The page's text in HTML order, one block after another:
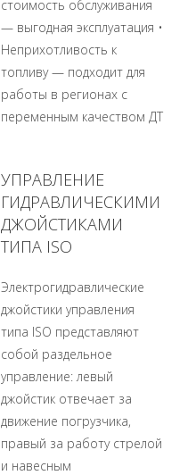
стоимость обслуживания
— выгодная эксплуатация •
Неприхотливость к
топливу — подходит для
работы в регионах с
переменным качеством ДТ
УПРАВЛЕНИЕ
ГИДРАВЛИЧЕСКИМИ
ДЖОЙСТИКАМИ
ТИПА ISO
Электрогидравлические
джойстики управления
типа ISO представляют
собой раздельное
управление: левый
джойстик отвечает за
движение погрузчика,
правый за работу стрелой
и навесным